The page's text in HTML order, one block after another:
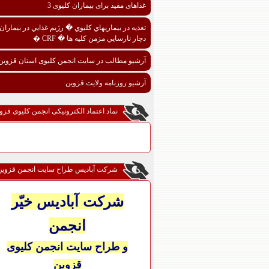
غذاهای مفید برای بیماران کلیوی 3
تغذيه در بيماريهاي کليوي � رژيم غذايي در بيماران
دچار نارسايي مزمن کليه ها � CRF �
آرشیو مطالب در سایت انجمن کلیوی استان
آرشیو روزنامه ولایت قزوین
نماد اعتماد الکترونیکی انجمن کلیوی
شرکت آبادیس طراح سایت انجمن
شرکت آبادیس خیّر
انجمن
و طراح سایت انجمن کلیوی
قزوین